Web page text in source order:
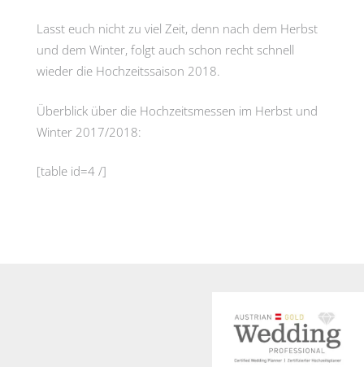
Lasst euch nicht zu viel Zeit, denn nach dem Herbst
und dem Winter, folgt auch schon recht schnell
wieder die Hochzeitssaison 2018.
Überblick über die Hochzeitsmessen im Herbst und
Winter 2017/2018:
[table id=4 /]